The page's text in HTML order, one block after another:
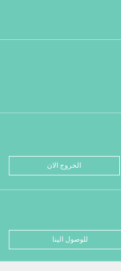
الخروج الان
للوصول الينا